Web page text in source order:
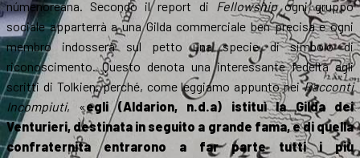
númenoreana. Secondo il report di
Fellowshipogni gruppo
sociale apparterrà a una Gilda commerciale ben precisa e ogni
membro indosserà sul petto una specie di simbolo di
riconoscimento. Questo denota una interessante fedeltà agli
scritti di Tolkien, perché, come leggiamo appunto neiRacconti
Incompiuti, «egli (Aldarion, n.d.a) istituì la Gilda dei
Venturieri, destinata in seguito a grande fama, e di quella
confraternita entrarono a far parte tutti i più